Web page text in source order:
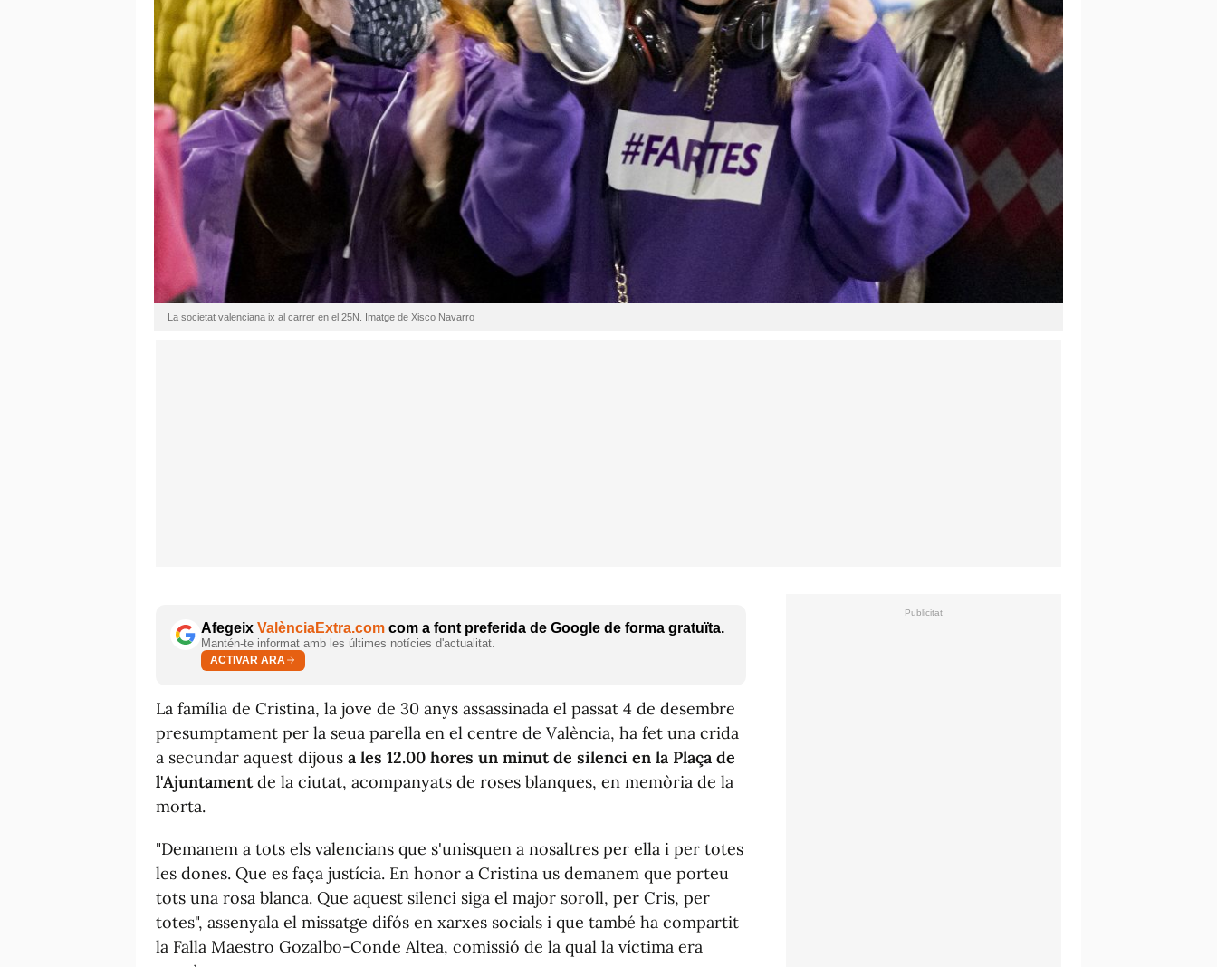
La societat valenciana ix al carrer en el 25N. Imatge de Xisco Navarro
Afegeix ValènciaExtra.com com a font preferida de Google de forma gratuïta.
Mantén-te informat amb les últimes notícies d'actualitat.
ACTIVAR ARA
La família de Cristina, la jove de 30 anys assassinada el passat 4 de desembre
presumptament per la seua parella en el centre de València, ha fet una crida
a secundar aquest dijous a les 12.00 hores un minut de silenci en la Plaça de
l'Ajuntamentde la ciutat, acompanyats de roses blanques, en memòria de la
morta.
"Demanem a tots els valencians que s'unisquen a nosaltres per ella i per totes
les dones. Que es faça justícia. En honor a Cristina us demanem que porteu
tots una rosa blanca. Que aquest silenci siga el major soroll, per Cris, per
totes", assenyala el missatge difós en xarxes socials i que també ha compartit
la Falla Maestro Gozalbo-Conde Altea, comissió de la qual la víctima era